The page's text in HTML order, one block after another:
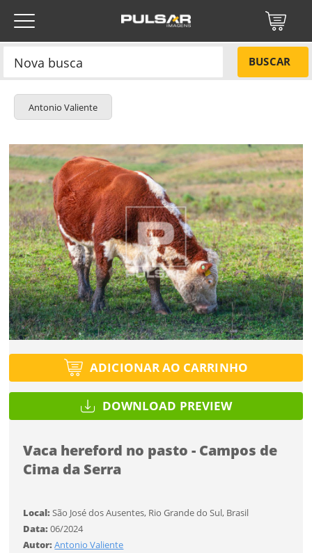
BUSCAR
Antonio Valiente
ADICIONAR AO CARRINHO
DOWNLOAD PREVIEW
Vaca hereford no pasto - Campos de
Cima da Serra
Local:São José dos Ausentes, Rio Grande do Sul, Brasil
Data:06/2024
Autor:Antonio Valiente
Título do projeto
Tipo de projeto
Selecione
Utilização
Códigos
Título do projeto
Selecione
Utilização
Esqueci a senha
ENTRAR
Você ainda não tem conta?
CADASTRE-SE
ENTRAR
ENVIAR
Protegido por reCAPTCHA —Privacidade· Termos
NÃO
SIM
Título do projeto
Tipo de projeto
Selecione
Utilização
Tamanho
Tamanho PR$ 57,00
Tamanho MR$ 114,00
Tamanho GR$ 171,00